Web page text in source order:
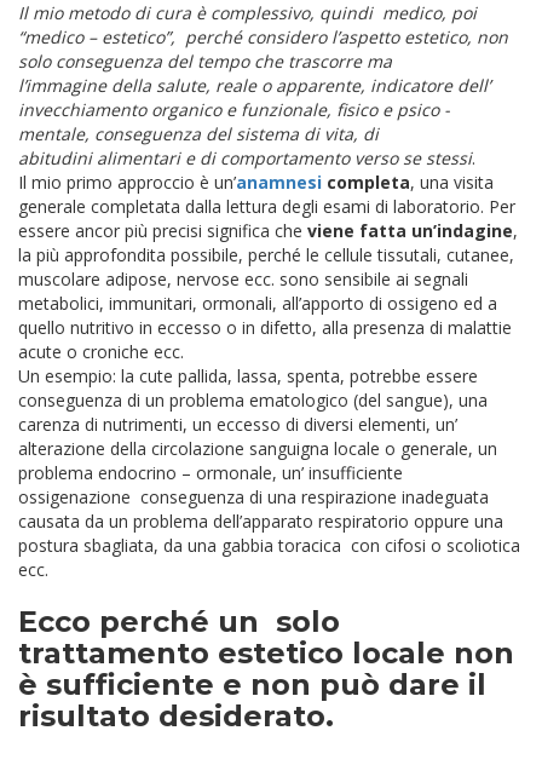
Il mio metodo di cura è complessivo, quindi medico, poi
“medico – estetico”, perché considero l’aspetto estetico, non
solo conseguenza del tempo che trascorre ma
l’immagine della salute, reale o apparente, indicatore dell’
invecchiamento organico e funzionale, fisico e psico -
mentale, conseguenza del sistema di vita, di
abitudini alimentari e di comportamento verso se stessi.
Il mio primo approccio è un’anamnesi completa, una visita
generale completata dalla lettura degli esami di laboratorio. Per
essere ancor più precisi significa che viene fatta un’indagine,
la più approfondita possibile, perché le cellule tissutali, cutanee,
muscolare adipose, nervose ecc. sono sensibile ai segnali
metabolici, immunitari, ormonali, all’apporto di ossigeno ed a
quello nutritivo in eccesso o in difetto, alla presenza di malattie
acute o croniche ecc.
Un esempio: la cute pallida, lassa, spenta, potrebbe essere
conseguenza di un problema ematologico (del sangue), una
carenza di nutrimenti, un eccesso di diversi elementi, un’
alterazione della circolazione sanguigna locale o generale, un
problema endocrino – ormonale, un’ insufficiente
ossigenazione conseguenza di una respirazione inadeguata
causata da un problema dell’apparato respiratorio oppure una
postura sbagliata, da una gabbia toracica con cifosi o scoliotica
ecc.
Ecco perché un solo
trattamento estetico locale non
è sufficiente e non può dare il
risultato desiderato.